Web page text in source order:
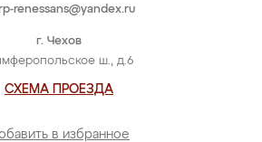
г. Чехов
ш., д.6
СХЕМА ПРОЕЗДА
в избранное
renessans@yandex.ru